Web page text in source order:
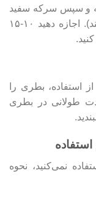
و سپس سرکه سفید
را اضافه کنید (واکنش شیمیایی کف می‌کند). اجازه دهید ۱۰-۱۵
استفاده، بطری را
طولانی در بطری
نمی‌کنید، نحوه